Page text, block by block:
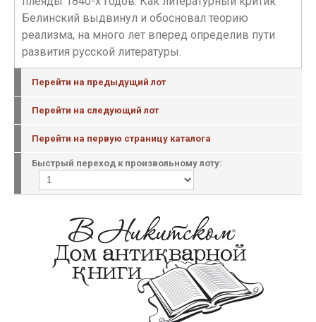
Белинский выдвинул и обосновал теорию
реализма, на много лет вперед определив пути
развития русской литературы.
Перейти на предыдущий лот
Перейти на следующий лот
Перейти на первую страницу каталога
Быстрый переход к произвольному лоту: